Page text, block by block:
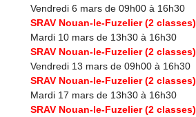
Vendredi 6 mars de 09h00 à 16h30
SRAV Nouan-le-Fuzelier (2 classes)
Mardi 10 mars de 13h30 à 16h30
SRAV Nouan-le-Fuzelier (2 classes)
Vendredi 13 mars de 09h00 à 16h30
SRAV Nouan-le-Fuzelier (2 classes)
Mardi 17 mars de 13h30 à 16h30
SRAV Nouan-le-Fuzelier (2 classes)